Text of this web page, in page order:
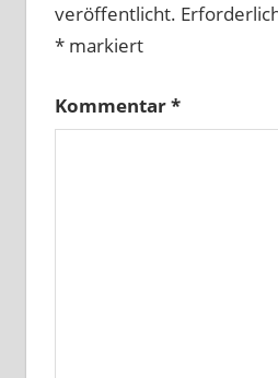
veröffentlicht.
*markiert
Kommentar*